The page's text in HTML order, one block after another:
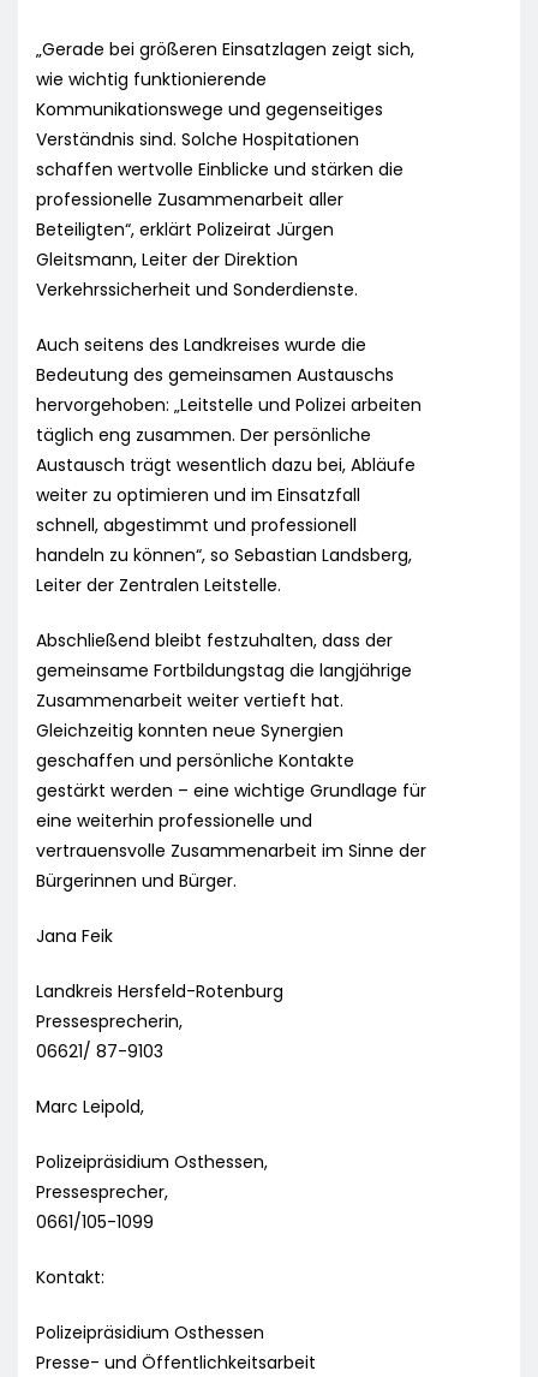
„Gerade bei größeren Einsatzlagen zeigt sich,
wie wichtig funktionierende
Kommunikationswege und gegenseitiges
Verständnis sind. Solche Hospitationen
schaffen wertvolle Einblicke und stärken die
professionelle Zusammenarbeit aller
Beteiligten“, erklärt Polizeirat Jürgen
Gleitsmann, Leiter der Direktion
Verkehrssicherheit und Sonderdienste.
Auch seitens des Landkreises wurde die
Bedeutung des gemeinsamen Austauschs
hervorgehoben: „Leitstelle und Polizei arbeiten
täglich eng zusammen. Der persönliche
Austausch trägt wesentlich dazu bei, Abläufe
weiter zu optimieren und im Einsatzfall
schnell, abgestimmt und professionell
handeln zu können“, so Sebastian Landsberg,
Leiter der Zentralen Leitstelle.
Abschließend bleibt festzuhalten, dass der
gemeinsame Fortbildungstag die langjährige
Zusammenarbeit weiter vertieft hat.
Gleichzeitig konnten neue Synergien
geschaffen und persönliche Kontakte
gestärkt werden – eine wichtige Grundlage für
eine weiterhin professionelle und
vertrauensvolle Zusammenarbeit im Sinne der
Bürgerinnen und Bürger.
Jana Feik
Landkreis Hersfeld-Rotenburg
Pressesprecherin,
06621/ 87-9103
Marc Leipold,
Polizeipräsidium Osthessen,
Pressesprecher,
0661/105-1099
Kontakt:
Polizeipräsidium Osthessen
Presse- und Öffentlichkeitsarbeit